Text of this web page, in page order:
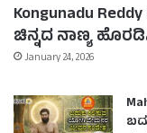
Kongunadu
ಚಿನ್ನದ ನಾಣ್ಯ
January 24, 2026